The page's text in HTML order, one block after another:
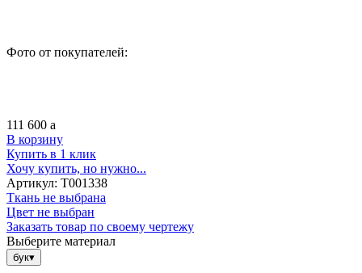
Фото от покупателей:
111 600 a
В корзину
Купить в 1 клик
Хочу купить, но нужно...
Артикул: Т001338
Ткань не выбрана
Цвет не выбран
Заказать товар по своему чертежу
Выберите материал
бук▾